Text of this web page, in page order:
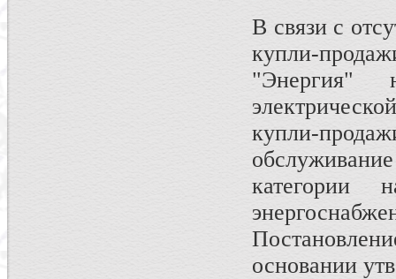
В связи с
купли-
"Энергия"
купли-
категории
основании